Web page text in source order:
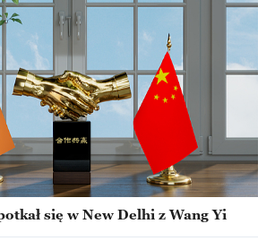
się w New Delhi z Wang Yi